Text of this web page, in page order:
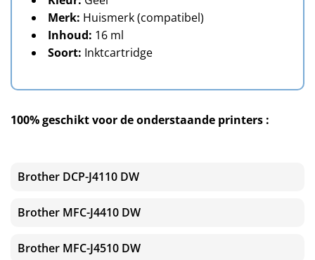
Merk: Huismerk (compatibel)
Inhoud: 16 ml
Soort: Inktcartridge
100% geschikt voor de onderstaande printers :
Brother DCP-J4110 DW
Brother MFC-J4410 DW
Brother MFC-J4510 DW